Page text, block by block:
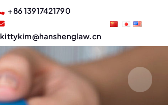
+86 13917421790
kittykim@hanshenglaw.cn